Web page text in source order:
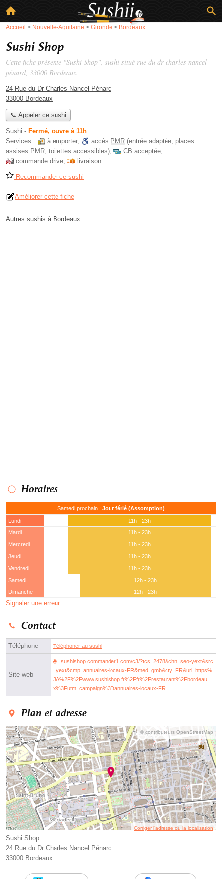
Accueil > Nouvelle-Aquitaine > Gironde > Bordeaux
Sushi Shop
Cette fiche présente "Sushi Shop", sushi situé rue du dr charles nancel
pénard, 33000 Bordeaux.
24 Rue du Dr Charles Nancel Pénard
33000 Bordeaux
📞 Appeler ce sushi
Sushi - Fermé, ouvre à 11h
Services :
à emporter, accès PMR (entrée adaptée, places
assises PMR, toilettes accessibles), CB acceptée,
commande drive, livraison
Recommander ce sushi
Améliorer cette fiche
Autres sushis à Bordeaux
Horaires
Samedi prochain : Jour férié (Assomption)
Lundi
11h - 23h
Mardi
11h - 23h
Mercredi
11h - 23h
Jeudi
11h - 23h
Vendredi
11h - 23h
Samedi
12h - 23h
Dimanche
12h - 23h
Signaler une erreur
Contact
Téléphone Téléphoner au sushi
Site web
sushishop.commander1.com/c3/?tcs=2478&chn=seo-yext&src
=yext&cmp=annuaires-locaux-FR&med=gmb&cty=FR&url=https%
3A%2F%2Fwww.sushishop.fr%2Ffr%2Frestaurant%2Fbordeau
x%3Futm_campaign%3Dannuaires-locaux-FR
Plan et adresse
© contributeurs OpenStreetMap
Corriger l’adresse ou la localisation
Sushi Shop
24 Rue du Dr Charles Nancel Pénard
33000 Bordeaux